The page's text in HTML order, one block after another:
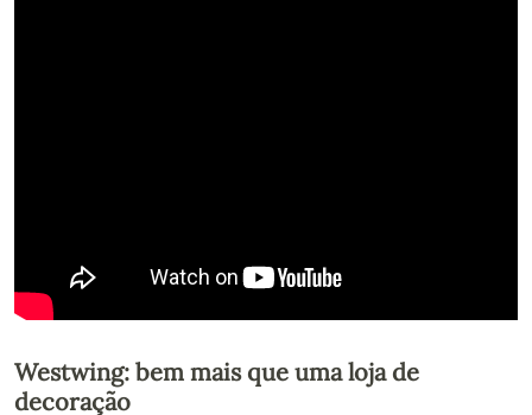
Westwing: bem mais que uma loja de
decoração